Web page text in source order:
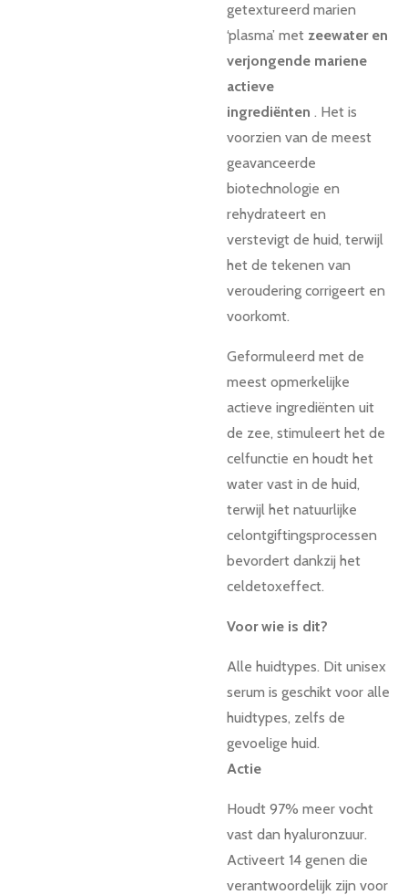
getextureerd marien
‘plasma’ met zeewater en
verjongende mariene
actieve
ingrediënten . Het is
voorzien van de meest
geavanceerde
biotechnologie en
rehydrateert en
verstevigt de huid, terwijl
het de tekenen van
veroudering corrigeert en
voorkomt.
Geformuleerd met de
meest opmerkelijke
actieve ingrediënten uit
de zee, stimuleert het de
celfunctie en houdt het
water vast in de huid,
terwijl het natuurlijke
celontgiftingsprocessen
bevordert dankzij het
celdetoxeffect.
Voor wie is dit?
Alle huidtypes. Dit unisex
serum is geschikt voor alle
huidtypes, zelfs de
gevoelige huid.
Actie
Houdt 97% meer vocht
vast dan hyaluronzuur.
Activeert 14 genen die
verantwoordelijk zijn voor